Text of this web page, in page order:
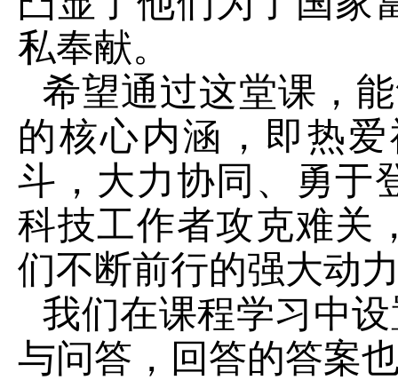
私奉献。
希望通过这堂课，
的核心内涵，即热
斗，大力协同、勇于
科技工作者攻克难关
们不断前行的强大动
我们在课程学习中
与问答，回答的答案